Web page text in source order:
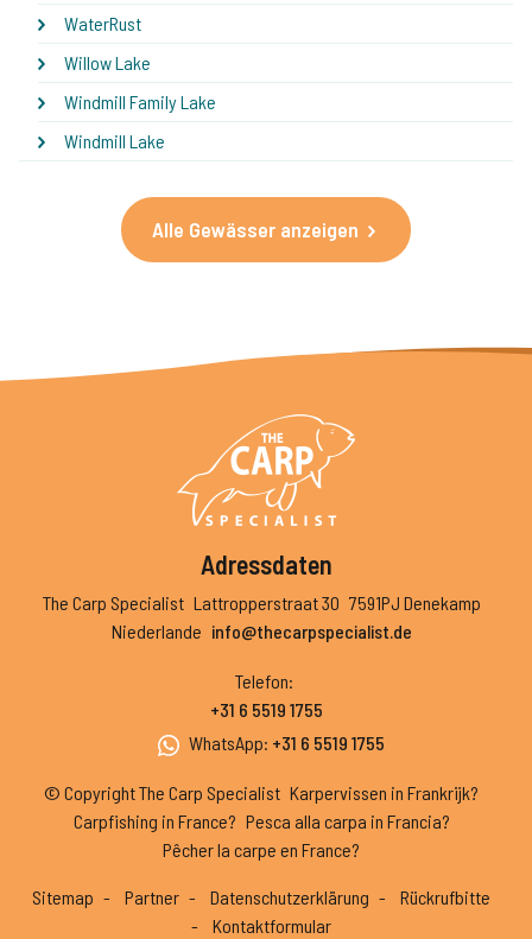
WaterRust
Willow Lake
Windmill Family Lake
Windmill Lake
Alle Gewässer anzeigen
Adressdaten
The Carp Specialist Lattropperstraat 30 7591PJ Denekamp
Niederlande info@thecarpspecialist.de
Telefon:
+31 6 5519 1755
WhatsApp: +31 6 5519 1755
© Copyright The Carp Specialist Karpervissen in Frankrijk?
Carpfishing in France? Pesca alla carpa in Francia?
Pêcher la carpe en France?
Sitemap Partner Datenschutzerklärung
Rückrufbitte
Kontaktformular